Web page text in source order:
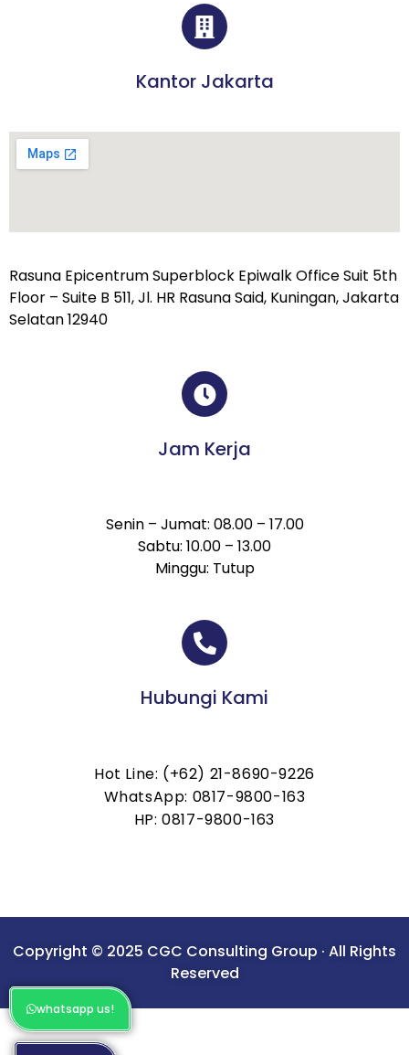
whatsapp us!
Kantor Jakarta
Rasuna Epicentrum Superblock Epiwalk Office Suit 5th
Floor – Suite B 511, Jl. HR Rasuna Said, Kuningan, Jakarta
Selatan 12940
Jam Kerja
Senin – Jumat: 08.00 – 17.00
Sabtu: 10.00 – 13.00
Minggu: Tutup
Hubungi Kami
Hot Line: (+62) 21-8690-9226
WhatsApp: 0817-9800-163
HP: 0817-9800-163
Copyright © 2025 CGC Consulting Group · All Rights
Reserved